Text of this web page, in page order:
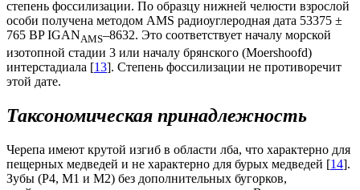
степень фоссилизации. По образцу нижней челюсти взрослой
особи получена методом AMS радиоуглеродная дата 53375 ±
765 BP IGANAMS–8632. Это соответствует началу морской
изотопной стадии 3 или началу брянского (Moershoofd)
интерстадиала [13]. Степень фоссилизации не противоречит
этой дате.
Таксономическая принадлежность
Черепа имеют крутой изгиб в области лба, что характерно для
пещерных медведей и не характерно для бурых медведей [14].
Зубы (Р4, М1 и М2) без дополнительных бугорков,